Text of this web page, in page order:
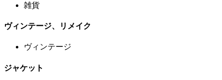
雑貨
ヴィンテージ、リメイク
ヴィンテージ
ジャケット